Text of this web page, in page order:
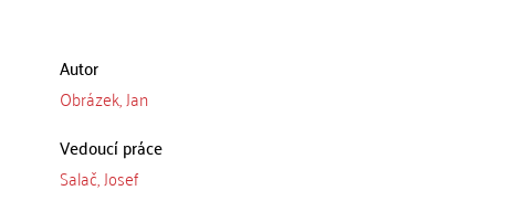
Autor
Obrázek, Jan
Vedoucí práce
Salač, Josef